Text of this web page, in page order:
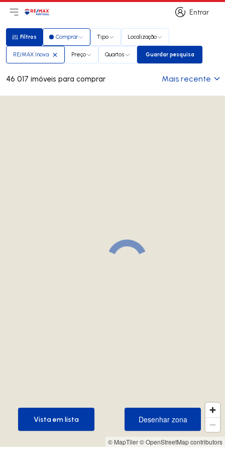
Entrar
Entrar
Abri menu principal
LogoIr para página inicial
Filtros
Filtros Comprar Tipo Localização
RE/MAX Inova Preço Quartos Guardar pesquisa
Guardar pesquisa
46 017 imóveis para comprar Mais recente
© MapTiler© OpenStreetMap contributors
Desenhar zona
Desenhar zona
Vista em lista
Vista em lista